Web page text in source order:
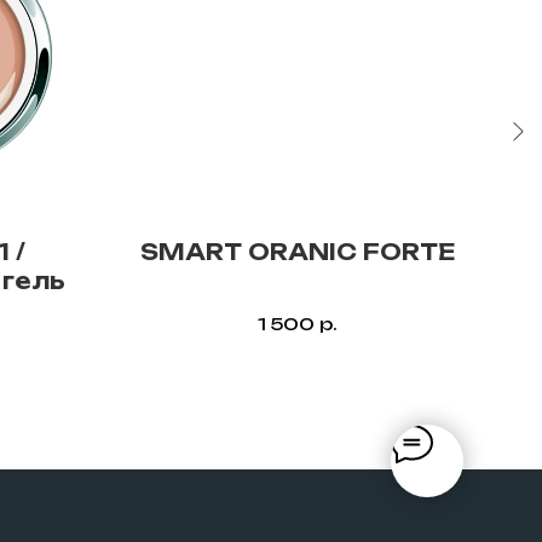
/
SMART ORANIC FORTE
1 500 р.